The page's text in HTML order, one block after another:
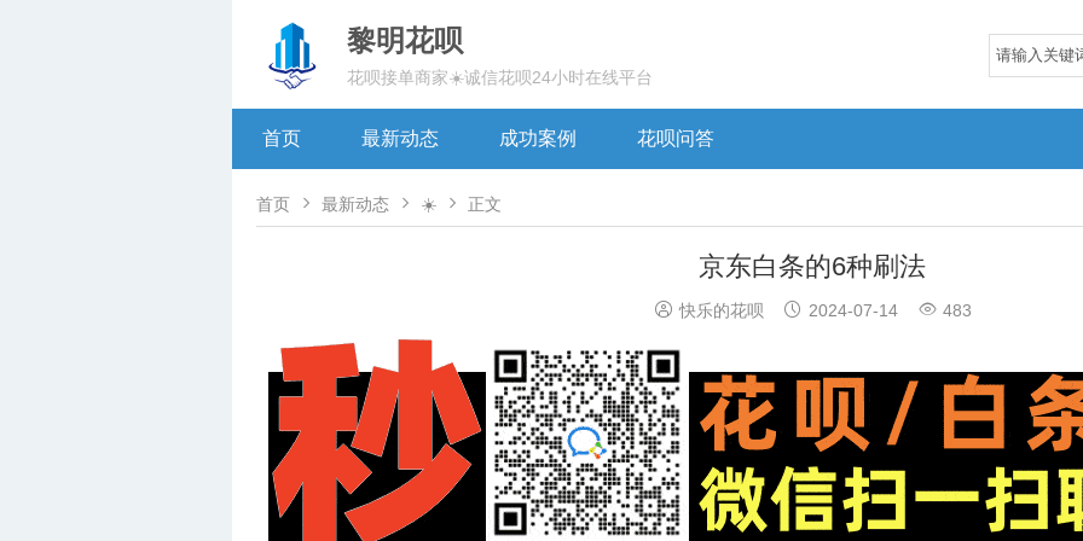
黎明花呗
花呗接单商家☀️诚信花呗24小时在线平台
首页 最新动态 成功案例 花呗问答
首页  最新动态  ☀️  正文
京东白条的6种刷法
 快乐的花呗  2024-07-14  483